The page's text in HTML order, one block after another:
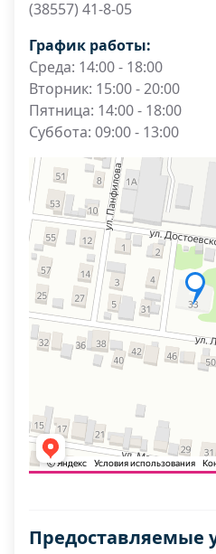
(38557) 41-8-05
График работы:
Среда: 14:00 - 18:00
Вторник: 15:00 - 20:00
Пятница: 14:00 - 18:00
Суббота: 09:00 - 13:00
Предоставляемые